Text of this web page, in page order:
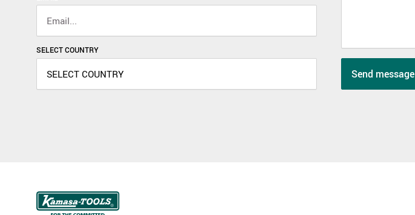
SELECT COUNTRY
Send message